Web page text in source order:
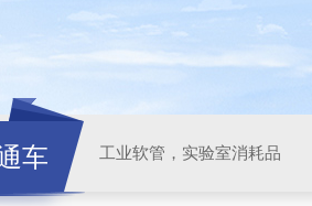
车 工业软管，实验室消耗品